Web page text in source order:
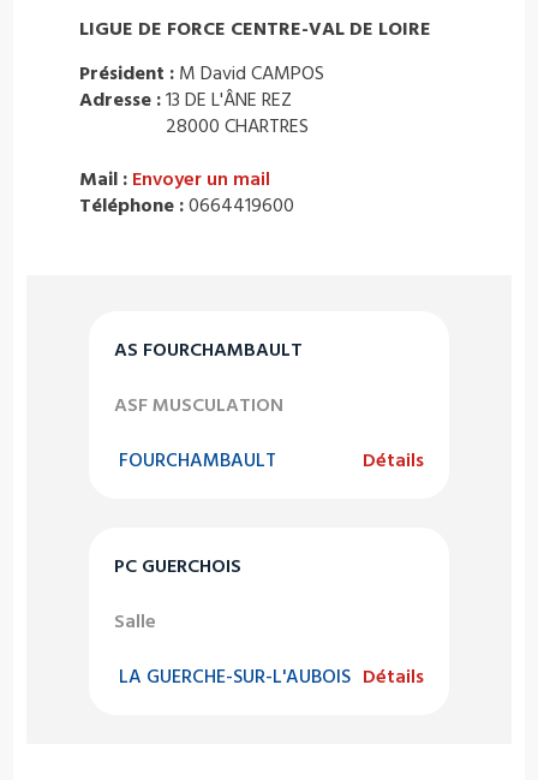
AS FOURCHAMBAULT
ASF MUSCULATION
FOURCHAMBAULT Détails
PC GUERCHOIS
Salle
LA GUERCHE-SUR-L'AUBOIS Détails
LIGUE DE FORCE CENTRE-VAL DE LOIRE
Président : M David CAMPOS
Adresse :13 DE L'ÂNE REZ
28000 CHARTRES
Mail : Envoyer un mail
Téléphone :0664419600